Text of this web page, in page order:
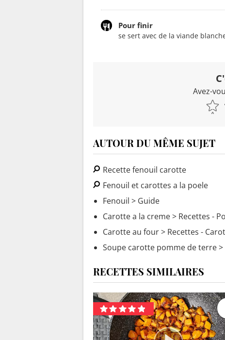
Pour finir
se sert avec de la viande
Avez-
AUTOUR DU MÊME SUJET
Recette fenouil carotte
Fenouil et carottes a la poele
Fenouil > Guide
Carotte a la creme> Recettes -
Carotte au four> Recettes -
Soupe carotte pomme de terre
RECETTES SIMILAIRES